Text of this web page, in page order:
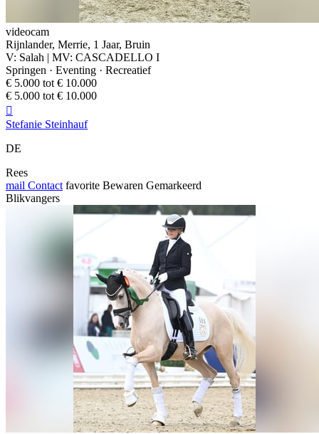
videocam
Rijnlander, Merrie, 1 Jaar, Bruin
V: Salah | MV: CASCADELLO I
Springen · Eventing · Recreatief
€ 5.000 tot € 10.000
€ 5.000 tot € 10.000

Stefanie Steinhauf
DE
Rees
mail Contact favorite Bewaren Gemarkeerd
Blikvangers